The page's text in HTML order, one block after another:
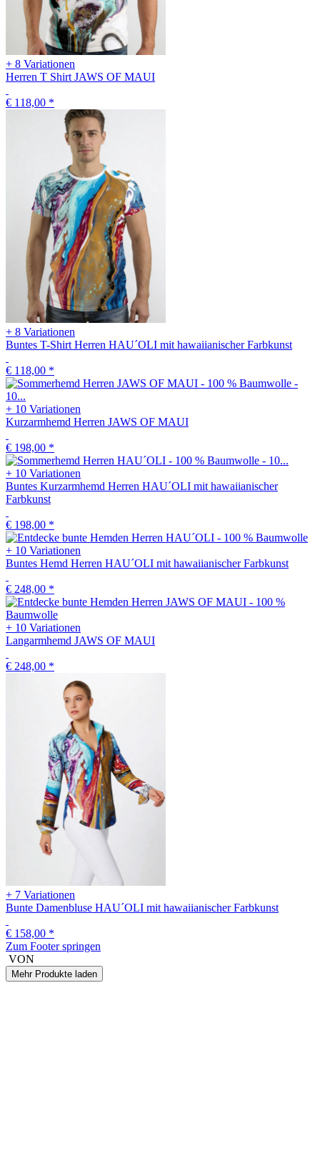
+ 8 Variationen
Herren T Shirt JAWS OF MAUI
€ 118,00 *
+ 8 Variationen
Buntes T-Shirt Herren HAU´OLI mit hawaiianischer Farbkunst
€ 118,00 *
+ 10 Variationen
Kurzarmhemd Herren JAWS OF MAUI
€ 198,00 *
+ 10 Variationen
Buntes Kurzarmhemd Herren HAU´OLI mit hawaiianischer
Farbkunst
€ 198,00 *
+ 10 Variationen
Buntes Hemd Herren HAU´OLI mit hawaiianischer Farbkunst
€ 248,00 *
+ 10 Variationen
Langarmhemd JAWS OF MAUI
€ 248,00 *
+ 7 Variationen
Bunte Damenbluse HAU´OLI mit hawaiianischer Farbkunst
€ 158,00 *
Zum Footer springen
VON
Mehr Produkte laden